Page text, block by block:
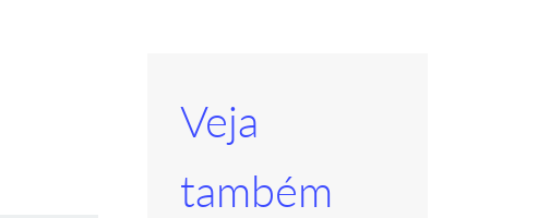
Veja
também